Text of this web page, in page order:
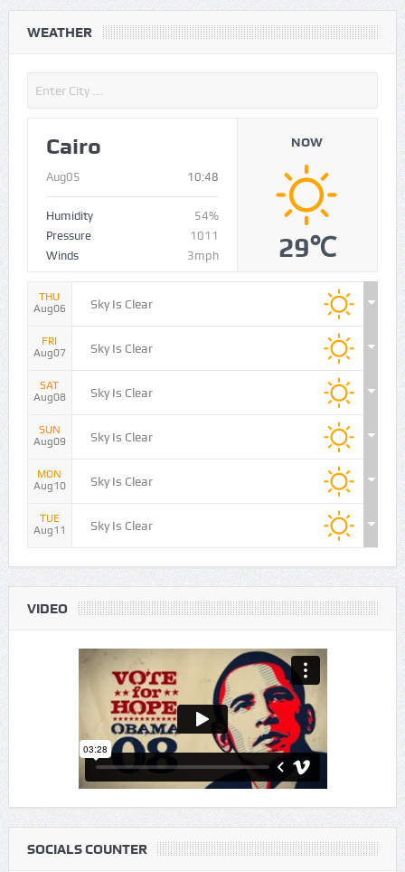
Cairo
Humidity
54%
Pressure
1011
NOW
THU
FRI
SAT
SUN
MON
TUE